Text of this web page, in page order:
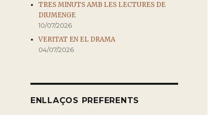
TRES MINUTS AMB LES LECTURES DE
DIUMENGE
10/07/2026
VERITAT EN EL DRAMA
04/07/2026
ENLLAÇOS PREFERENTS